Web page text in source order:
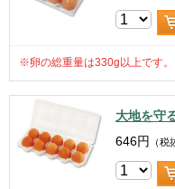
※卵の総重量は330g以上です
大地を守
646円 （税